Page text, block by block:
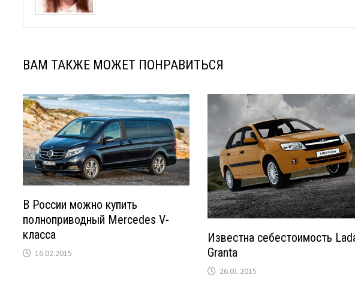
ВАМ ТАКЖЕ МОЖЕТ ПОНРАВИТЬСЯ
В России можно купить
полноприводный Mercedes V-
класса
16.02.2015
Известна себестоимость
Granta
26.01.2015